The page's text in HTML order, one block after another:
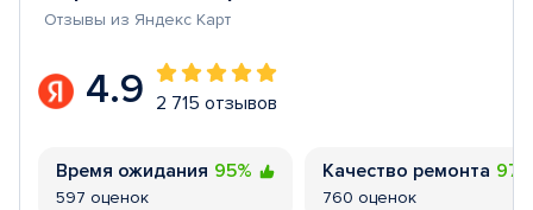
Отзывы из Яндекс Карт
4.9 2 715 отзывов
Время ожидания 95%
597 оценок
Качество ремонта
760 оценок